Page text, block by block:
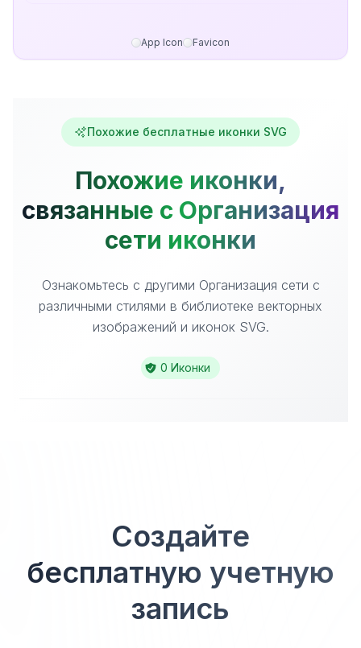
App Icon Favicon
Похожие бесплатные иконки SVG
Похожие иконки,
связанные с Организация
сети иконки
Ознакомьтесь с другими Организация сети с
различными стилями в библиотеке векторных
изображений и иконок SVG.
0 Иконки
Создайте
бесплатную учетную
запись